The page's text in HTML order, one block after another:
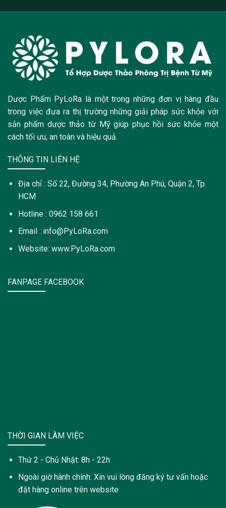
Dược Phẩm PyLoRa là một trong những đơn vị hàng đầu
trong việc đưa ra thị trường những giải pháp sức khỏe với
sản phẩm dược thảo từ Mỹ giúp phục hồi sức khỏe một
cách tối ưu, an toàn và hiệu quả.
THÔNG TIN LIÊN HỆ
Địa chỉ : Số 22, Đường 34, Phường An Phú, Quận 2, Tp.
HCM
Hotline : 0962 158 661
Email : info@PyLoRa.com
Website: www.PyLoRa.com
FANPAGE FACEBOOK
THỜI GIAN LÀM VIỆC
Thứ 2 - Chủ Nhật: 8h - 22h
Ngoài giờ hành chính: Xin vui lòng đăng ký tư vấn hoặc
đặt hàng online trên website